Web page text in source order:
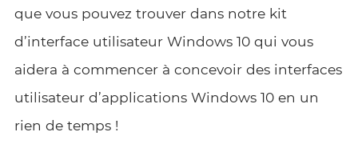
que vous pouvez trouver dans notre kit
d’interface utilisateur Windows 10 qui vous
aidera à commencer à concevoir des interfaces
utilisateur d’applications Windows 10 en un
rien de temps !